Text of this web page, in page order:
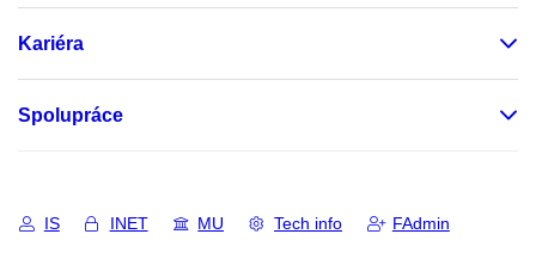
Kariéra
Spolupráce
IS INET MU Tech info FAdmin